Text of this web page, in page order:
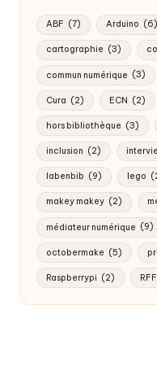
ABF (7) Arduino (6)
cartographie (3)
commun numérique (3)
Cura (2) ECN (2)
hors bibliothèque (3)
inclusion (2)
labenbib (9) lego
makey makey (2)
médiateur numérique (9)
octobermake (5)
Raspberrypi (2)